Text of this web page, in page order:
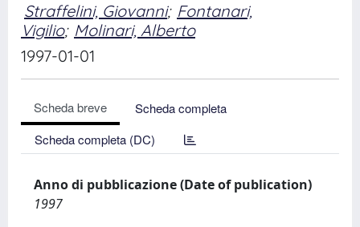
Straffelini, Giovanni; Fontanari,
Vigilio; Molinari, Alberto
1997-01-01
Scheda breve
Scheda completa
Scheda completa (DC)
Anno di pubblicazione (Date of publication)
1997